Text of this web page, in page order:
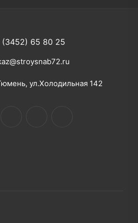
(3452) 65 80 25
ул.Холодильная 142